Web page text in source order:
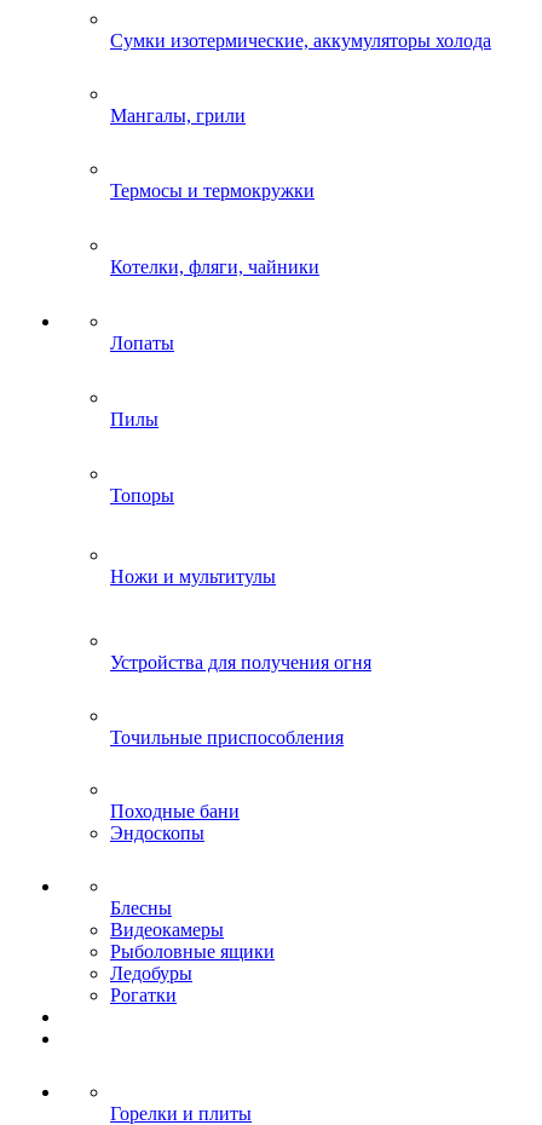
Сумки изотермические, аккумуляторы холода
Мангалы, грили
Термосы и термокружки
Котелки, фляги, чайники
Лопаты
Пилы
Топоры
Ножи и мультитулы
Устройства для получения огня
Точильные приспособления
Походные бани
Эндоскопы
Блесны
Видеокамеры
Рыболовные ящики
Ледобуры
Рогатки
Горелки и плиты